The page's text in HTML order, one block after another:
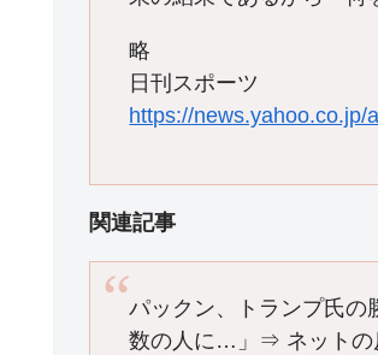
略
日刊スポーツ
https://
関連記事
パックン、トランプ氏の
数の人に…」⇒ ネットの